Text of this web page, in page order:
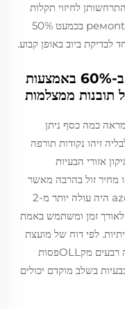
לחיזוי תקלות
מראש מראות ירידה בשיעור הוצאות התיק ремont בכמעט 50%
ביוב באופן קבוע.
הפחתת עלותות תיק ремont ב-60% באמצעות
תובנות ממצלמות
בחינה של מה שקרה בשיקגו בשנת 2022 מראה כמה כסף ניתן
זיהו נקודות תורפה
תיקון אזורי הבעיות
כ-210,000 דולר. זהו מחיר זול בהרבה מאשר
החלפת כל המערכת לאחר קריסה, מה שazor היה עולה יותר מ-2
לאורך זמן ומשתמש באמת
לפי דוח של מועצת
תשתיות המים משנת שעברה, בערך שלושה רבעים מקOLLפסות
בשלב מוקדם יכולים